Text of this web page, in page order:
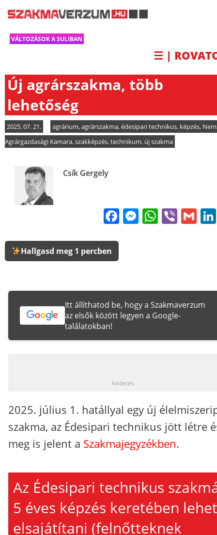
VÁLTOZÁSOK A SULIBAN
☰ |
Új agrárszakma, több
lehetőség
2025. 07. 21. agrárium,agrárszakma,édesipari technikus, képzés,
Agrárgazdasági Kamara,szakképzés,technikum, új szakma
Csík Gergely
FacebookViber
Hallgasd meg 1 percben
Itt állíthatod be, hogy a Szakmaverzum
az elsők között legyen a Google-
találatokban!
hirdetés
2025. július 1. hatállyal egy új
szakma, az Édesipari technikus jött létre
meg is jelent a Szakmajegyzékben.
Az Édesipari technikus
5 éves képzés keretében lehet
elsajátítani (felnőtteknek